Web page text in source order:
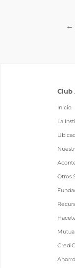
←
Club
Inicio
La
Otros